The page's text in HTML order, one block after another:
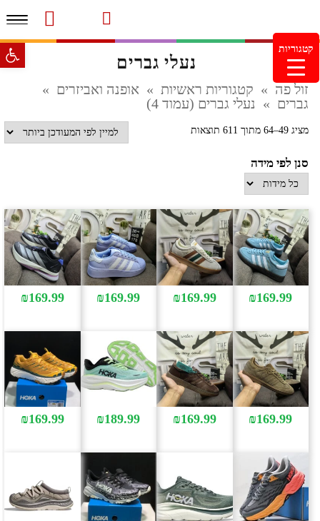
מוצרים חדשים
צור קשר מעקב הזמנות
מינימום הזמנה 99.99 ש"ח – משלוח חינם ברכישה מעל
נעלי גברים
זול פה » קטגוריות ראשיות » אופנה ואביזרים »
גברים » נעלי גברים (עמוד 4)
מציג 49–64 מתוך 611 תוצאות
ממוין
סנן לפי מידה
₪169.99
₪169.99
₪169.99
₪169.99
₪169.99
₪169.99
₪189.99
₪169.99
קטגוריות פתח